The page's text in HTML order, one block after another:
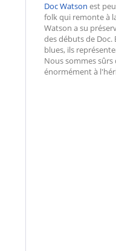
Doc Watson est
folk qui remonte à
Watson a su
des débuts de
blues, ils
Nous sommes
énormément à